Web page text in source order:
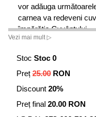
vor adăuga
carnea va redeveni
împărăția Cuvântului.
Vezi mai mult ▷
Stoc Stoc 0
Preț 25.00 RON
Discount 20%
Preț final 20.00 RON